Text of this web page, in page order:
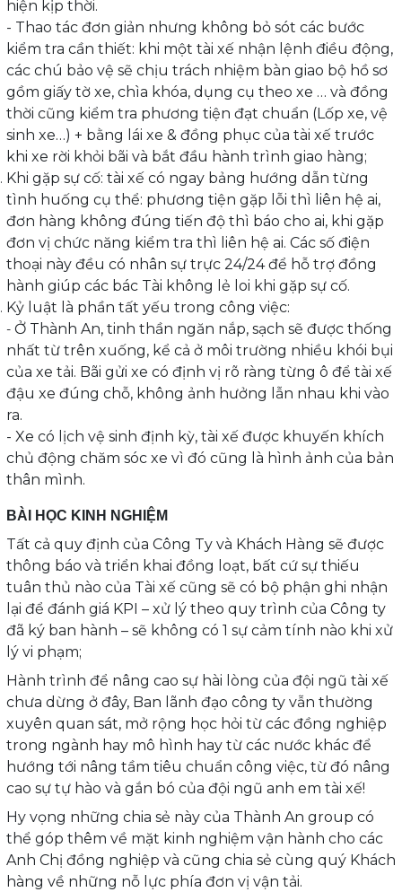
hiện kịp thời.
- Thao tác đơn giản nhưng không bỏ sót các bước
kiểm tra cần thiết: khi một tài xế nhận lệnh điều động,
các chú bảo vệ sẽ chịu trách nhiệm bàn giao bộ hồ sơ
gồm giấy tờ xe, chìa khóa, dụng cụ theo xe … và đồng
thời cũng kiểm tra phương tiện đạt chuẩn (Lốp xe, vệ
sinh xe…) + bằng lái xe & đồng phục của tài xế trước
khi xe rời khỏi bãi và bắt đầu hành trình giao hàng;
Khi gặp sự cố: tài xế có ngay bảng hướng dẫn từng
tình huống cụ thể: phương tiện gặp lỗi thì liên hệ ai,
đơn hàng không đúng tiến độ thì báo cho ai, khi gặp
đơn vị chức năng kiểm tra thì liên hệ ai. Các số điện
thoại này đều có nhân sự trực 24/24 để hỗ trợ đồng
hành giúp các bác Tài không lẻ loi khi gặp sự cố.
Kỷ luật là phần tất yếu trong công việc:
- Ở Thành An, tinh thần ngăn nắp, sạch sẽ được thống
nhất từ trên xuống, kể cả ở môi trường nhiều khói bụi
của xe tải. Bãi gửi xe có định vị rõ ràng từng ô để tài xế
đậu xe đúng chỗ, không ảnh hưởng lẫn nhau khi vào
ra.
- Xe có lịch vệ sinh định kỳ, tài xế được khuyến khích
chủ động chăm sóc xe vì đó cũng là hình ảnh của bản
thân mình.
BÀI HỌC KINH NGHIỆM
Tất cả quy định của Công Ty và Khách Hàng sẽ được
thông báo và triển khai đồng loạt, bất cứ sự thiếu
tuân thủ nào của Tài xế cũng sẽ có bộ phận ghi nhận
lại để đánh giá KPI – xử lý theo quy trình của Công ty
đã ký ban hành – sẽ không có 1 sự cảm tính nào khi xử
lý vi phạm;
Hành trình để nâng cao sự hài lòng của đội ngũ tài xế
chưa dừng ở đây, Ban lãnh đạo công ty vẫn thường
xuyên quan sát, mở rộng học hỏi từ các đồng nghiệp
trong ngành hay mô hình hay từ các nước khác để
hướng tới nâng tầm tiêu chuẩn công việc, từ đó nâng
cao sự tự hào và gắn bó của đội ngũ anh em tài xế!
Hy vọng những chia sẻ này của Thành An group có
thể góp thêm về mặt kinh nghiệm vận hành cho các
Anh Chị đồng nghiệp và cũng chia sẻ cùng quý Khách
hàng về những nỗ lực phía đơn vị vận tải.